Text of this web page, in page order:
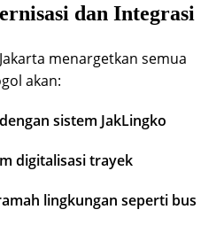
dan Integrasi
menargetkan semua
akan:
sistem JakLingko
digitalisasi trayek
lingkungan seperti bus